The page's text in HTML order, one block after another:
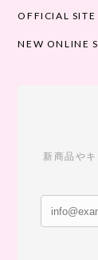
OFFICIAL SITE
NEW ONLINE
新商品や